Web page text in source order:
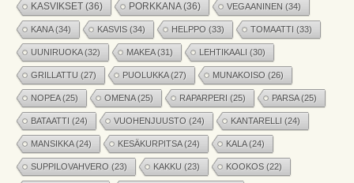
KASVIKSET (36) PORKKANA(36) VEGAANINEN (34)
KANA(34) KASVIS (34) HELPPO (33) TOMAATTI (33)
UUNIRUOKA(32) MAKEA(31) LEHTIKAALI (30)
GRILLATTU (27) PUOLUKKA(27) MUNAKOISO (26)
NOPEA(25) OMENA(25) RAPARPERI (25) PARSA(25)
BATAATTI (24) VUOHENJUUSTO (24) KANTARELLI (24)
MANSIKKA(24) KESÄKURPITSA(24) KALA(24)
SUPPILOVAHVERO (23) KAKKU (23) KOOKOS (22)